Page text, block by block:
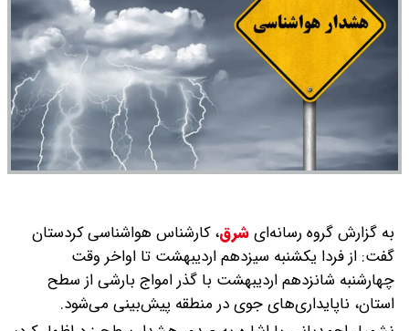
به گزارش گروه رسانه‌ایشرق،کارشناس هواشناسی کردستان
گفت: از فردا یکشنبە سیزدهم اردیبهشت تا اواخر وقت
چهارشنبه شانزدهم اردیبهشت با گذر امواج بارشی از سطح
استان، ناپایداری‌های جوی در منطقه پیش‌بینی می‌شود.